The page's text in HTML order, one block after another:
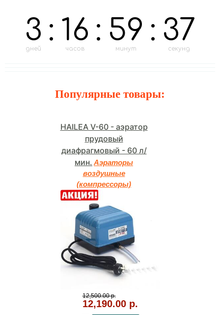
3
дней
: 16
часов
: 59
минут
: 35
секунд
Популярные товары:
HAILEA V-60 - аэратор
прудовый
диафрагмовый - 60 л/
мин. Аэраторы
воздушные
(компрессоры)
12,500.00 р.
12,190.00 р.